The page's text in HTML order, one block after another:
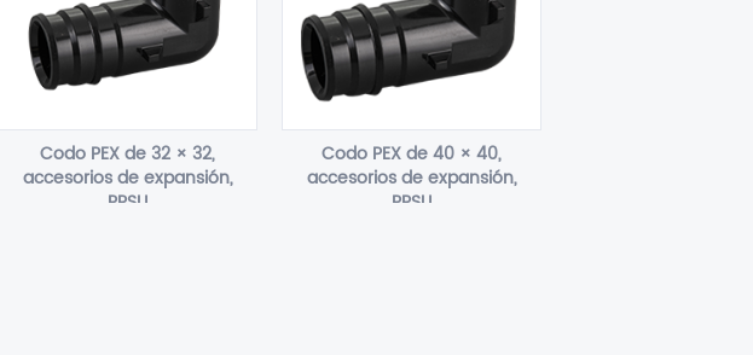
Codo PEX de 32 × 32,
accesorios de expansión,
PPSU
Codo PEX de 40 × 40,
accesorios de expansión,
PPSU